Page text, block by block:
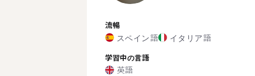
流暢
スペイン語 イタリア語
学習中の言語
英語